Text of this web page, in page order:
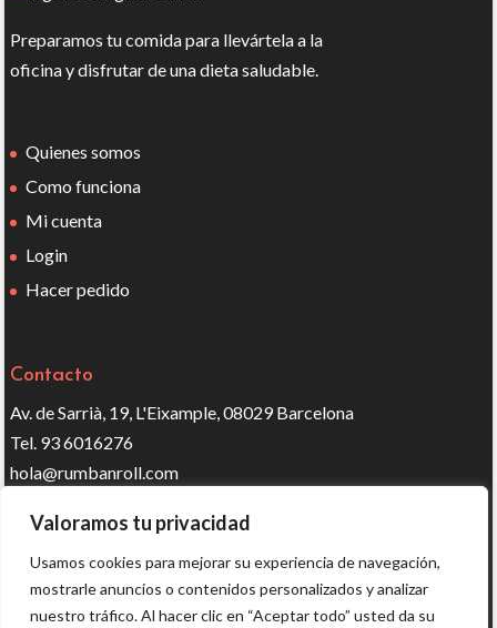
Valoramos tu privacidad
Usamos cookies para mejorar su experiencia de navegación,
mostrarle anuncios o contenidos personalizados y analizar
nuestro tráfico. Al hacer clic en “Aceptar todo” usted da su
Preparamos tu comida para llevártela a la
oficina y disfrutar de una dieta saludable.
Quienes somos
Como funciona
Mi cuenta
Login
Hacer pedido
Contacto
Av. de Sarrià, 19, L'Eixample, 08029 Barcelona
Tel. 93 6016276
hola@rumbanroll.com
Síguenos en redes